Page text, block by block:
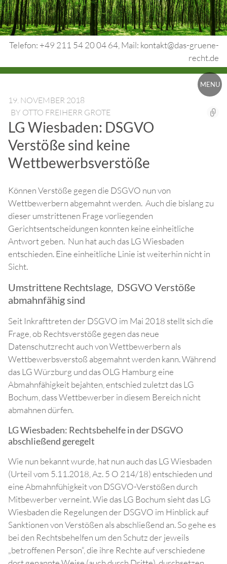
Skip
to
content
Telefon: +49 211 54 20 04 64, Mail: kontakt@das-gruene-
recht.de
Medienrecht.
gewerbl.
Rechtsschutz.
MENU
19. NOVEMBER 2018
BY OTTO FREIHERR GROTE
LG Wiesbaden: DSGVO
Verstöße sind keine
Wettbewerbsverstöße
Können Verstöße gegen die DSGVO nun von
Wettbewerbern abgemahnt werden. Auch die bislang zu
dieser umstrittenen Frage vorliegenden
Gerichtsentscheidungen konnten keine einheitliche
Antwort geben. Nun hat auch das LG Wiesbaden
entschieden. Eine einheitliche Linie ist weiterhin nicht in
Sicht.
Umstrittene Rechtslage, DSGVO Verstöße
abmahnfähig sind
Seit Inkrafttreten der DSGVO im Mai 2018 stellt sich die
Frage, ob Rechtsverstöße gegen das neue
Datenschutzrecht auch von Wettbewerbern als
Wettbewerbsverstoß abgemahnt werden kann. Während
das LG Würzburg und das OLG Hamburg eine
Abmahnfähigkeit bejahten, entschied zuletzt das LG
Bochum, dass Wettbewerber in diesem Bereich nicht
abmahnen dürfen.
LG Wiesbaden: Rechtsbehelfe in der DSGVO
abschließend geregelt
Wie nun bekannt wurde, hat nun auch das LG Wiesbaden
(Urteil vom 5.11.2018, Az. 5 O 214/18) entschieden und
eine Abmahnfühigkeit von DSGVO-Verstößen durch
Mitbewerber verneint. Wie das LG Bochum sieht das LG
Wiesbaden die Regelungen der DSGVO im Hinblick auf
Sanktionen von Verstößen als abschließend an. So gehe es
bei den Rechtsbehelfen um den Schutz der jeweils
„betroffenen Person“, die ihre Rechte auf verschiedene